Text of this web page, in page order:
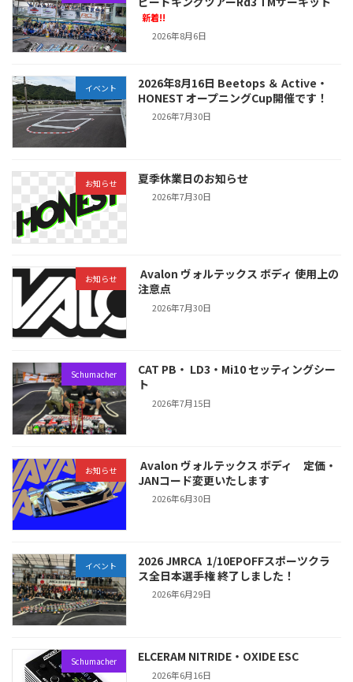
新着!!
2026年8月6日
イベント
2026年8月16日 Beetops ＆ Active・
HONEST オープニングCup開催です！
2026年7月30日
お知らせ 夏季休業日のお知らせ
2026年7月30日
お知らせ
Avalon ヴォルテックス ボディ 使用上の
注意点
2026年7月30日
Schumacher
CAT PB・ LD3・Mi10 セッティングシー
ト
2026年7月15日
お知らせ
Avalon ヴォルテックス ボディ 定価・
JANコード変更いたします
2026年6月30日
イベント
2026 JMRCA 1/10EPOFFスポーツクラ
ス全日本選手権 終了しました！
2026年6月29日
Schumacher ELCERAM NITRIDE・OXIDE ESC
2026年6月16日